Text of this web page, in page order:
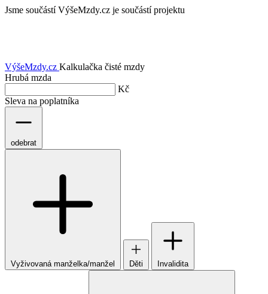
Jsme součástí VýšeMzdy.cz je součástí projektu
VýšeMzdy.cz Kalkulačka čisté mzdy
Hrubá mzda
Kč
Sleva na poplatníka
odebrat
Vyživovaná manželka/manžel Děti Invalidita